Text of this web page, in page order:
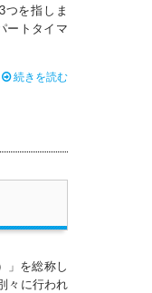
を指しま
ートタイマ
続きを読む
」を総称し
々に行われ